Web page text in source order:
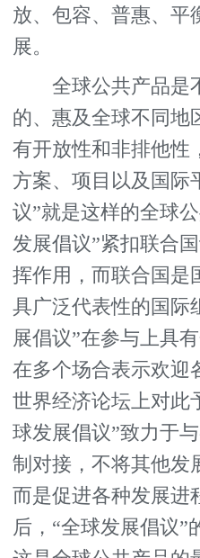
放、包容、普惠、平
展。
全球公共产品是
的、惠及全球不同地
有开放性和非排他性
方案、项目以及国际
议”就是这样的全球
发展倡议”紧扣联合
挥作用，而联合国是
具广泛代表性的国际
展倡议”在参与上具
在多个场合表示欢迎
世界经济论坛上对此
球发展倡议”致力于
制对接，不将其他发
而是促进各种发展进
后，“全球发展倡议”